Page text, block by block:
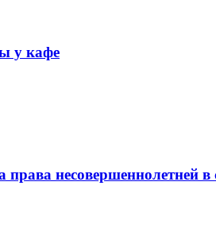
у кафе
несовершеннолетней в